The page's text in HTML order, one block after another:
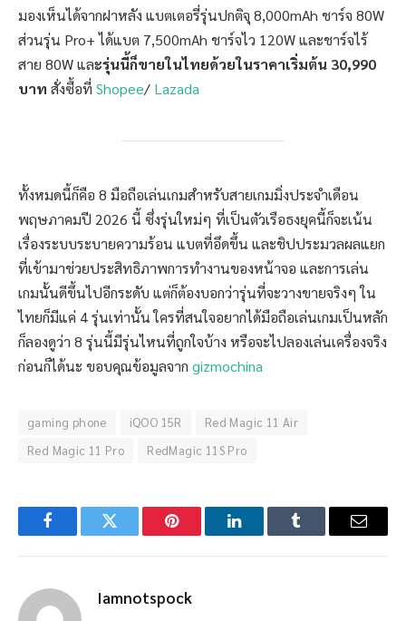
มองเห็นได้จากฝาหลัง แบตเตอรี่รุ่นปกติจุ 8,000mAh ชาร์จ 80W
ส่วนรุ่น Pro+ ได้แบต 7,500mAh ชาร์จไว 120W และชาร์จไร้
สาย 80W และรุ่นนี้ก็ขายในไทยด้วยในราคาเริ่มต้น 30,990
บาท สั่งซื้อที่ Shopee/ Lazada
ทั้งหมดนี้ก็คือ 8 มือถือเล่นเกมสำหรับสายเกมมิ่งประจำเดือน
พฤษภาคมปี 2026 นี้ ซึ่งรุ่นใหม่ๆ ที่เป็นตัวเรือธงยุคนี้ก็จะเน้น
เรื่องระบบระบายความร้อน แบตที่อึดขึ้น และชิปประมวลผลแยก
ที่เข้ามาช่วยประสิทธิภาพการทำงานของหน้าจอ และการเล่น
เกมนั้นดีขึ้นไปอีกระดับ แต่ก็ต้องบอกว่ารุ่นที่จะวางขายจริงๆ ใน
ไทยก็มีแค่ 4 รุ่นเท่านั้น ใครที่สนใจอยากได้มือถือเล่นเกมเป็นหลัก
ก็ลองดูว่า 8 รุ่นนี้มีรุ่นไหนที่ถูกใจบ้าง หรือจะไปลองเล่นเครื่องจริง
ก่อนก็ได้นะ ขอบคุณข้อมูลจาก gizmochina
gaming phone iQOO 15R
Red Magic 11 Air
Red Magic 11 Pro
RedMagic 11S Pro
FacebookTwitter Pinterest LinkedInTumblr Email
Iamnotspock